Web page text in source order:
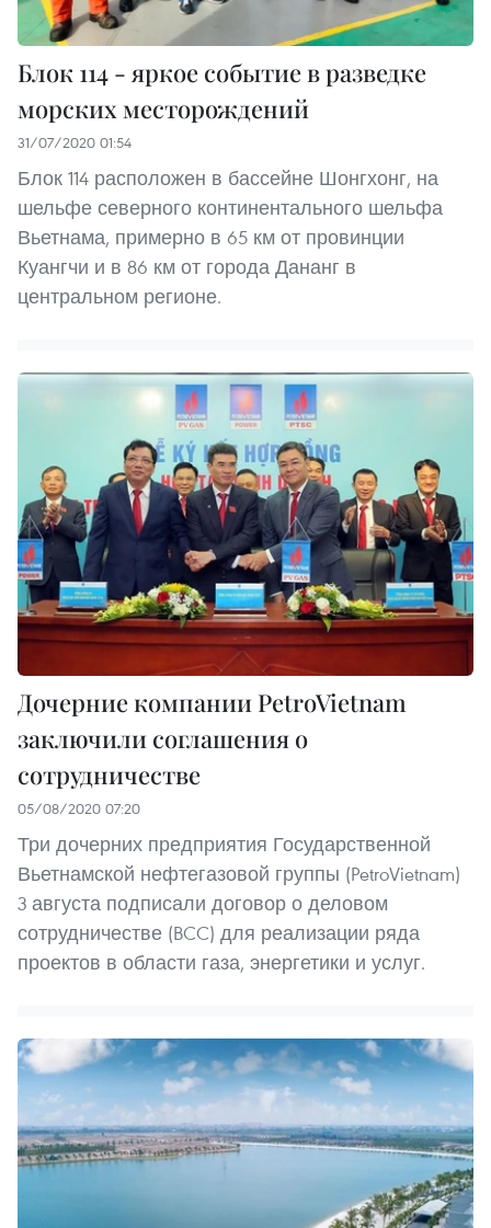
Блок 114 - яркое событие в разведке
морских месторождений
31/07/2020 01:54
Блок 114 расположен в бассейне Шонгхонг, на
шельфе северного континентального шельфа
Вьетнама, примерно в 65 км от провинции
Куангчи и в 86 км от города Дананг в
центральном регионе.
Дочерние компании PetroVietnam
заключили соглашения о
сотрудничестве
05/08/2020 07:20
Три дочерних предприятия Государственной
Вьетнамской нефтегазовой группы (PetroVietnam)
3 августа подписали договор о деловом
сотрудничестве (BCC) для реализации ряда
проектов в области газа, энергетики и услуг.